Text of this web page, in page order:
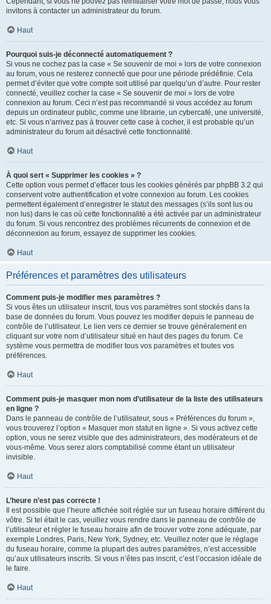
invitons à contacter un administrateur du forum.
Haut
Pourquoi suis-je déconnecté automatiquement ?
Si vous ne cochez pas la case « Se souvenir de moi » lors de votre connexion
au forum, vous ne resterez connecté que pour une période prédéfinie. Cela
permet d’éviter que votre compte soit utilisé par quelqu’un d’autre. Pour rester
connecté, veuillez cocher la case « Se souvenir de moi » lors de votre
connexion au forum. Ceci n’est pas recommandé si vous accédez au forum
depuis un ordinateur public, comme une librairie, un cybercafé, une université,
etc. Si vous n’arrivez pas à trouver cette case à cocher, il est probable qu’un
administrateur du forum ait désactivé cette fonctionnalité.
Haut
À quoi sert « Supprimer les cookies » ?
Cette option vous permet d’effacer tous les cookies générés par phpBB 3.2 qui
conservent votre authentification et votre connexion au forum. Les cookies
permettent également d’enregistrer le statut des messages (s’ils sont lus ou
non lus) dans le cas où cette fonctionnalité a été activée par un administrateur
du forum. Si vous rencontrez des problèmes récurrents de connexion et de
déconnexion au forum, essayez de supprimer les cookies.
Haut
Préférences et paramètres des utilisateurs
Comment puis-je modifier mes paramètres ?
Si vous êtes un utilisateur inscrit, tous vos paramètres sont stockés dans la
base de données du forum. Vous pouvez les modifier depuis le panneau de
contrôle de l’utilisateur. Le lien vers ce dernier se trouve généralement en
cliquant sur votre nom d’utilisateur situé en haut des pages du forum. Ce
système vous permettra de modifier tous vos paramètres et toutes vos
préférences.
Haut
Comment puis-je masquer mon nom d’utilisateur de la liste des utilisateurs
en ligne ?
Dans le panneau de contrôle de l’utilisateur, sous « Préférences du forum »,
vous trouverez l’option « Masquer mon statut en ligne ». Si vous activez cette
option, vous ne serez visible que des administrateurs, des modérateurs et de
vous-même. Vous serez alors comptabilisé comme étant un utilisateur
invisible.
Haut
L’heure n’est pas correcte !
Il est possible que l’heure affichée soit réglée sur un fuseau horaire différent du
vôtre. Si tel était le cas, veuillez vous rendre dans le panneau de contrôle de
l’utilisateur et régler le fuseau horaire afin de trouver votre zone adéquate, par
exemple Londres, Paris, New York, Sydney, etc. Veuillez noter que le réglage
du fuseau horaire, comme la plupart des autres paramètres, n’est accessible
qu’aux utilisateurs inscrits. Si vous n’êtes pas inscrit, c’est l’occasion idéale de
le faire.
Haut